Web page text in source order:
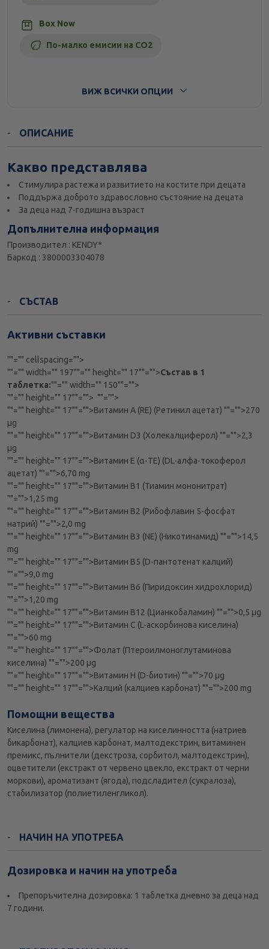
Box Now
По-малко емисии на CO2
ВИЖ ВСИЧКИ ОПЦИИ
ОПИСАНИЕ
Какво представлява
Стимулира растежа и развитието на костите при децата
Поддържа доброто здравословно състояние на децата
За деца над 7-годишна възраст
Допълнителна информация
Производител : KENDY*
Баркод : 3800003304078
СЪСТАВ
Активни съставки
""="" cellspacing="">
""="" width="" 197""="" height="" 17""="">Състав в 1
таблетка:""="" width="" 150""="">
""="" height="" 17""=""> ""="">
""="" height="" 17""="">Витамин А (RE) (Ретинил ацетат) ""="">270
μg
""="" height="" 17""="">Витамин D3 (Холекалциферол) ""="">2,3
μg
""="" height="" 17""="">Витамин Е (α-ТЕ) (DL-алфа-токоферол
ацетат) ""="">6,70 mg
""="" height="" 17""="">Витамин В1 (Тиамин мононитрат)
""="">1,25 mg
""="" height="" 17""="">Витамин В2 (Рибофлавин 5-фосфат
натрий) ""="">2,0 mg
""="" height="" 17""="">Витамин В3 (NE) (Никотинамид) ""="">14,5
mg
""="" height="" 17""="">Витамин В5 (D-пантотенат калций)
""="">9,0 mg
""="" height="" 17""="">Витамин В6 (Пиридоксин хидрохлорид)
""="">1,20 mg
""="" height="" 17""="">Витамин В12 (Цианкобаламин) ""="">0,5 μg
""="" height="" 17""="">Витамин С (L-аскорбинова киселина)
""="">60 mg
""="" height="" 17""="">Фолат (Птероилмоноглутаминова
киселина) ""="">200 μg
""="" height="" 17""="">Витамин Н (D-биотин) ""="">70 μg
""="" height="" 17""="">Калций (калциев карбонат) ""="">200 mg
Помощни вещества
Киселина (лимонена), регулатор на киселинността (натриев
бикарбонат), калциев карбонат, малтодекстрин, витаминен
премикс, пълнители (декстроза, сорбитол, малтодекстрин),
оцветители (екстракт от червено цвекло, екстракт от черни
моркови), ароматизант (ягода), подсладител (сукралоза),
стабилизатор (полиетиленгликол).
НАЧИН НА УПОТРЕБА
Дозировка и начин на употреба
Препоръчителна дозировка: 1 таблетка дневно за деца над
7 години.